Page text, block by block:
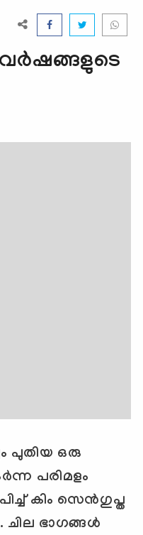
പുതിയ ഒരു
പരിമളം
കിം സെന്‍ഗുപ്ത
ഭാഗങ്ങള്‍